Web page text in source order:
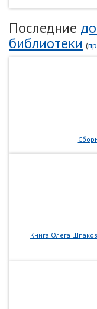
Последние
библиотеки (
Книга Олега